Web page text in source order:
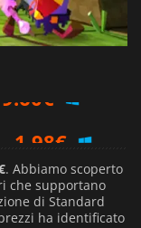
4.01€
. Abbiamo scoperto
che supportano
di Standard
ha identificato